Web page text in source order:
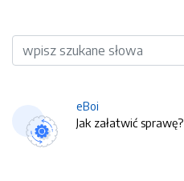
Wyszukiwarka
eBoi
Jak załatwić sprawę?